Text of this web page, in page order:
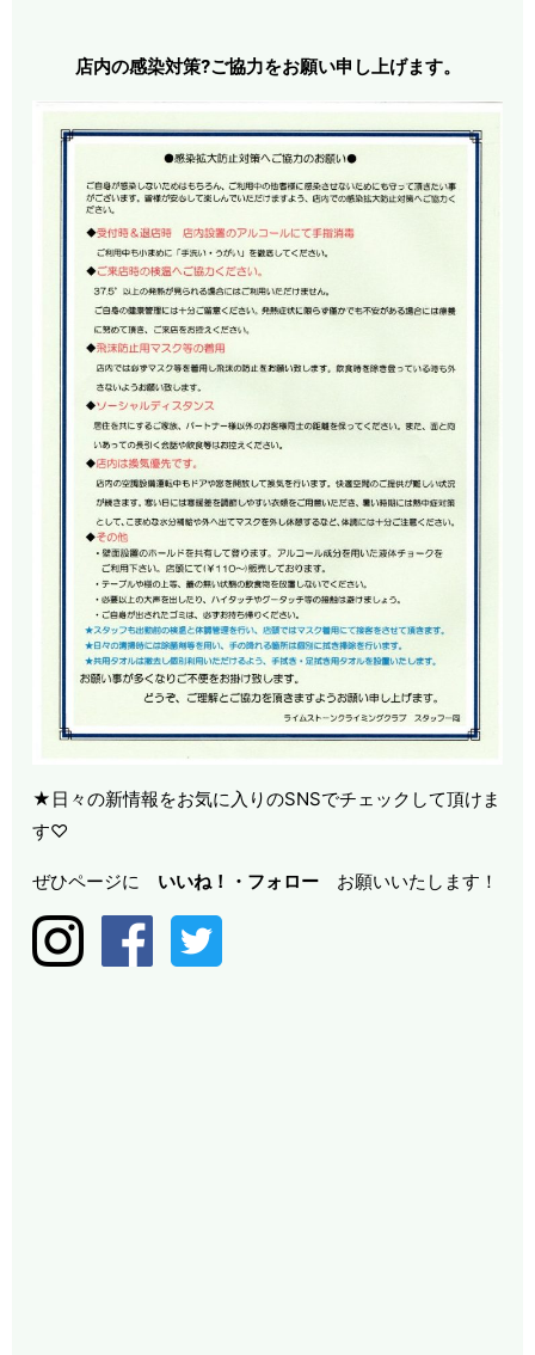
店内の感染対策?ご協力をお願い申し上げます。
★日々の新情報をお気に入りのSNSでチェックして頂けま
す♡
ぜひページに いいね！・ フォロー お願いいたします！